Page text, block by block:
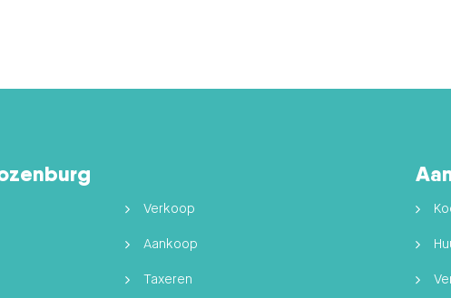
Verkoop
Aankoop
Taxeren